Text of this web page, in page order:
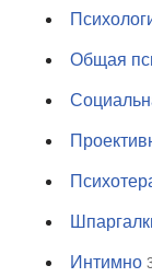
Общая
Интимно